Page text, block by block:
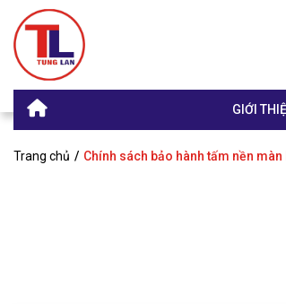
GIỚI
Trang chủ Chính sách bảo hành tấm nền màn